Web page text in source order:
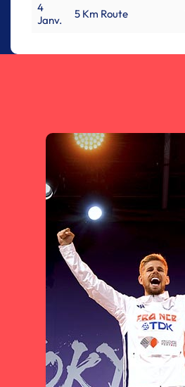
4
Janv.
5 Km Route